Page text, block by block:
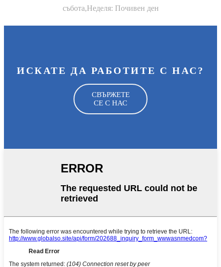
събота,Неделя: Почивен ден
ИСКАТЕ ДА РАБОТИТЕ С НАС?
СВЪРЖЕТЕ
СЕ С НАС